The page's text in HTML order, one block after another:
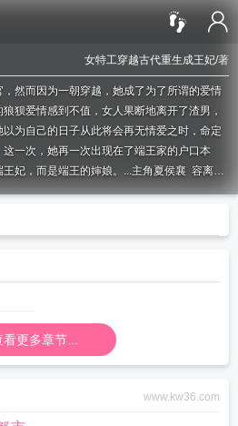
女特工穿越古代重生成王妃/著
然而因为一朝穿越，她成了为了所谓的爱情
狈爱情感到不值，女人果断地离开了渣男，
为自己的日子从此将会再无情爱之时，命定
一次，她再一次出现在了端王家的户口本
妃，而是端王的婶娘。...主角夏侯襄 容离夏
夏侯襄结局容离与夏侯襄723章夏侯端夏侯
特工王妃不下堂笔趣阁
阅读免费章节)
夏侯是什么 夏侯襄夏侯端
堂TXT 免费阅读容离和夏侯襄的故事
离 夏侯夏侯襄是什么电视剧容离夏候襄免费
看更多章节...
www.kw36.com